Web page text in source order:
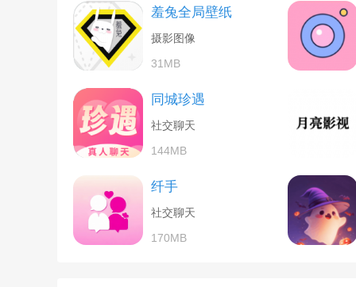
羞兔全局壁纸
摄影图像
31MB
同城珍遇
社交聊天
144MB
纤手
社交聊天
170MB